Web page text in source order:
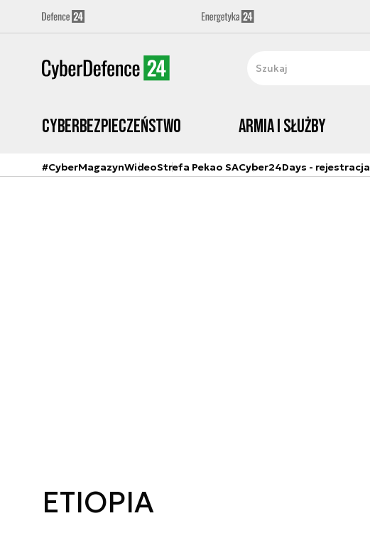
Cyberbezpieczeństwo Armia i Służby
#CyberMagazynWideoStrefa Pekao SACyber24Days - rejestracja
ETIOPIA